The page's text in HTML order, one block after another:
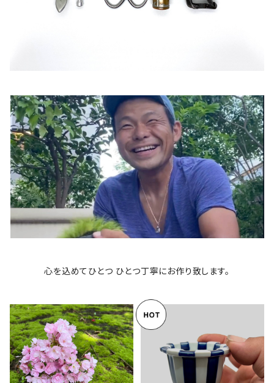
心を込めてひとつ ひとつ丁寧にお作り致します。